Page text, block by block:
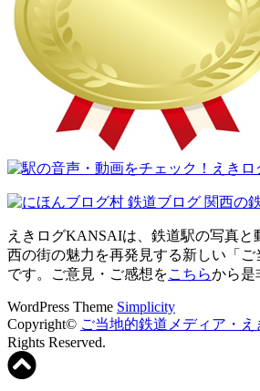
えきログKANSAIは、鉄道駅の写真と
西の街の魅力を再発見する新しい「ご
です。ご意見・ご感想をこちらから是
WordPress Theme Simplicity
Copyright© ご当地的鉄道メディア・
Rights Reserved.